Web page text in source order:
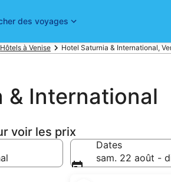
des voyages
Hôtels à Venise Hotel Saturnia & International,
& International
voir les prix
Dates
sam. 22 août -